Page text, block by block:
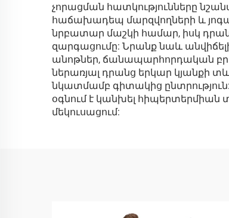
չորացման հատկությունները
հաճախադեպ մարզվողների և
նրբատար մաշկի համար, իսկ
զարգացումը: Նրանք նաև
անոթներ, ճանապարհորդական
ներառյալ դրանց երկար կյանքի
նկատմամբ գիտակից
օգնում է կանխել հիպերտերմիան
մեկուսացում: